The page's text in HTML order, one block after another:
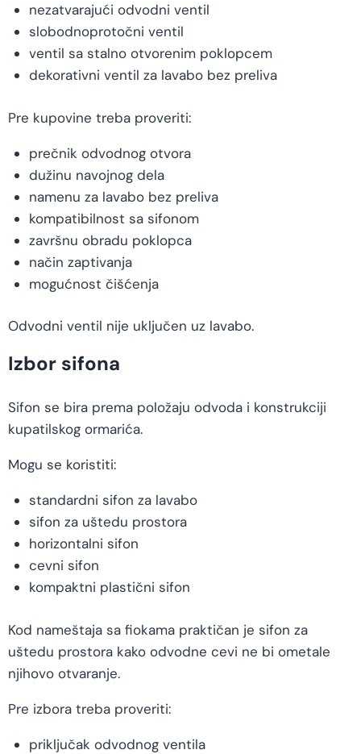
nezatvarajući odvodni ventil
slobodnoprotočni ventil
ventil sa stalno otvorenim poklopcem
dekorativni ventil za lavabo bez preliva
Pre kupovine treba proveriti:
prečnik odvodnog otvora
dužinu navojnog dela
namenu za lavabo bez preliva
kompatibilnost sa sifonom
završnu obradu poklopca
način zaptivanja
mogućnost čišćenja
Odvodni ventil nije uključen uz lavabo.
Izbor sifona
Sifon se bira prema položaju odvoda i konstrukciji
kupatilskog ormarića.
Mogu se koristiti:
standardni sifon za lavabo
sifon za uštedu prostora
horizontalni sifon
cevni sifon
kompaktni plastični sifon
Kod nameštaja sa fiokama praktičan je sifon za
uštedu prostora kako odvodne cevi ne bi ometale
njihovo otvaranje.
Pre izbora treba proveriti:
priključak odvodnog ventila